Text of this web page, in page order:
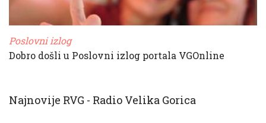
Poslovni izlog
Dobro došli u Poslovni izlog portala VGOnline
Najnovije RVG - Radio Velika Gorica